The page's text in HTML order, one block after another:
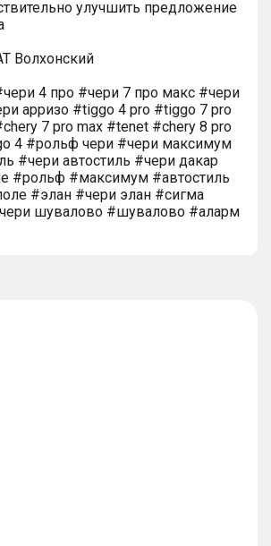
улучшить предложение
Волхонский
4 про #чери 7 про макс #чери
арризо #tiggo 4 pro #tiggo 7 pro
7 pro max #tenet #chery 8 pro
4 #рольф чери #чери максимум
#чери автостиль #чери дакар
#рольф #максимум #автостиль
#элан #чери элан #сигма
шувалово #шувалово #аларм